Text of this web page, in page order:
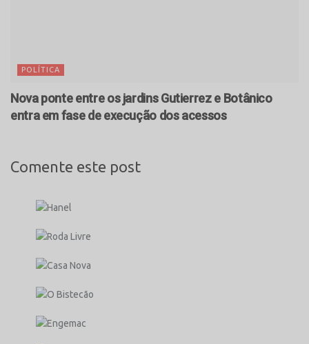
POLÍTICA
Nova ponte entre os jardins Gutierrez e Botânico
entra em fase de execução dos acessos
Comente este post